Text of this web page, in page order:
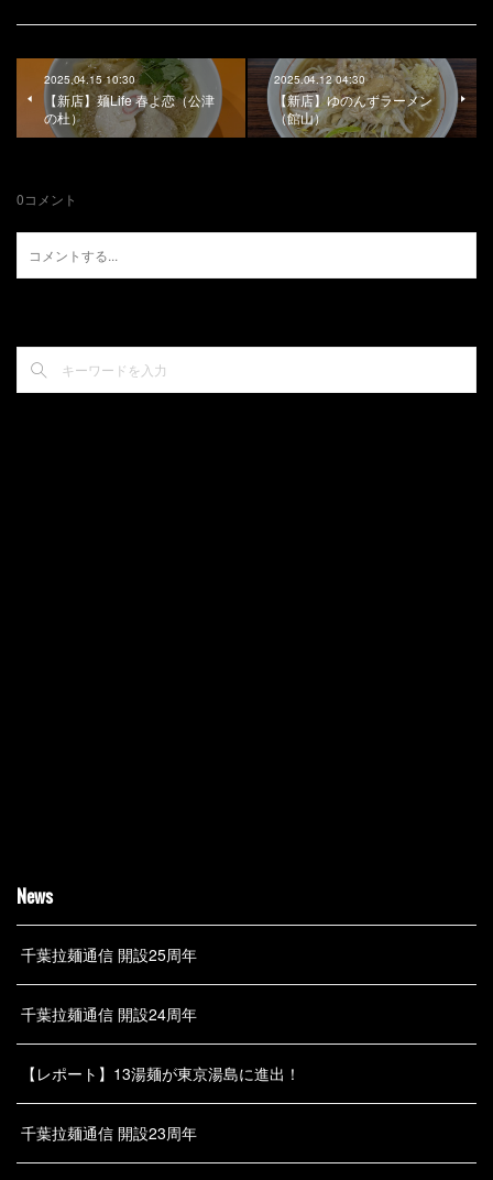
2025.04.15 10:30
【新店】麺Life 春よ恋（公津
の杜）
2025.04.12 04:30
【新店】ゆのんずラーメン
（館山）
0コメント
News
千葉拉麺通信 開設25周年
千葉拉麺通信 開設24周年
【レポート】13湯麺が東京湯島に進出！
千葉拉麺通信 開設23周年